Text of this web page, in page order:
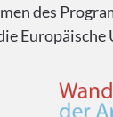
des